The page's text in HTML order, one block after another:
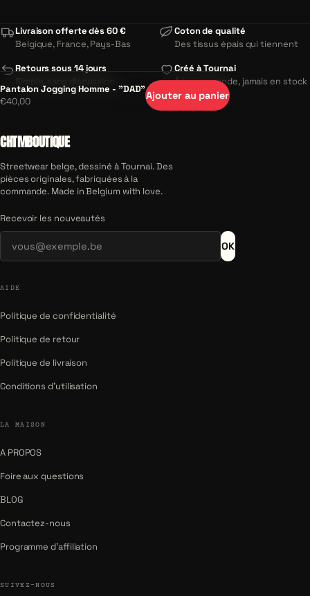
Pantalon Jogging Homme - "DAD"
€40,00
Ajouter au panier
Livraison offerte dès 60 €
Belgique, France, Pays-Bas
Coton de qualité
Des tissus épais qui tiennent
Retours sous 14 jours
Simple, sans discussion
Créé à Tournai
À la commande, jamais en stock
CHTMBOUTIQUE
Streetwear belge, dessiné à Tournai. Des
pièces originales, fabriquées à la
commande. Made in Belgium with love.
Recevoir les nouveautés
OK
AIDE
Politique de confidentialité
Politique de retour
Politique de livraison
Conditions d'utilisation
LA MAISON
A PROPOS
Foire aux questions
BLOG
Contactez-nous
Programme d'affiliation
SUIVEZ-NOUS